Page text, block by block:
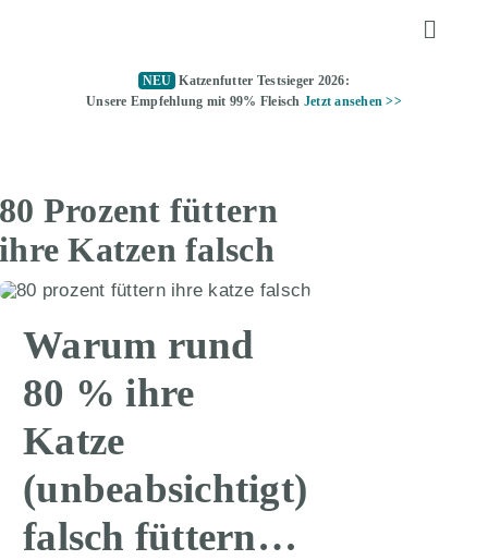
Toggle
KATZENFUTTER
NEU Katzenfutter Testsieger 2026:
Unsere Empfehlung mit 99% Fleisch Jetzt ansehen >>
80 Prozent füttern
ihre Katzen falsch
Warum rund
80 % ihre
Katze
(unbeabsichtigt)
falsch füttern…